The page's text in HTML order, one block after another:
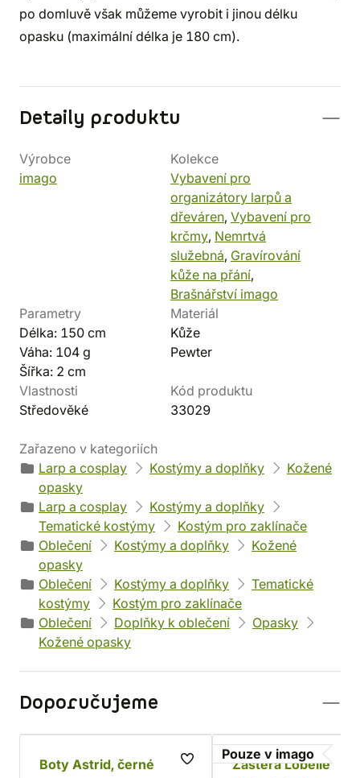
po domluvě však můžeme vyrobit i jinou délku
opasku (maximální délka je 180 cm).
Detaily produktu
Výrobce
imago
Kolekce
Vybavení pro
organizátory larpů a
dřeváren, Vybavení pro
krčmy, Nemrtvá
služebná, Gravírování
kůže na přání,
Brašnářství imago
Parametry
Délka: 150 cm
Váha: 104 g
Šířka: 2 cm
Materiál
Kůže
Pewter
Vlastnosti
Středověké
Kód produktu
33029
Zařazeno v kategoriích
Larp a cosplay
Kostýmy a doplňky
Kožené
opasky
Larp a cosplay
Kostýmy a doplňky
Tematické kostýmy
Kostým pro zaklínače
Oblečení
Kostýmy a doplňky
Kožené
opasky
Oblečení
Kostýmy a doplňky
Tematické
kostýmy
Kostým pro zaklínače
Oblečení
Doplňky k oblečení
Opasky
Kožené opasky
Doporučujeme
Boty Astrid, černé
Pouze v imago
Zástěra Lobelie